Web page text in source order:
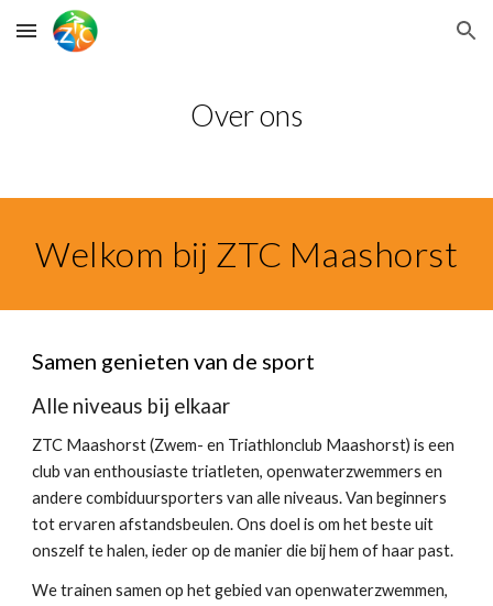
Skip to main content Skip to navigation
Over ons
Welkom bij ZTC Maashorst
Samen genieten van de sport
Alle niveaus bij elkaar
ZTC Maashorst (Zwem- en Triathlonclub Maashorst) is een
club van enthousiaste triatleten, openwaterzwemmers en
andere combiduursporters van alle niveaus. Van beginners
tot ervaren afstandsbeulen. Ons doel is om het beste uit
onszelf te halen, ieder op de manier die bij hem of haar past.
We trainen samen op het gebied van openwaterzwemmen,